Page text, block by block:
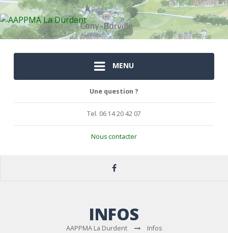
MENU
Une question ?
Tel. 06 14 20 42 07
Nous contacter
INFOS
AAPPMA La Durdent Infos